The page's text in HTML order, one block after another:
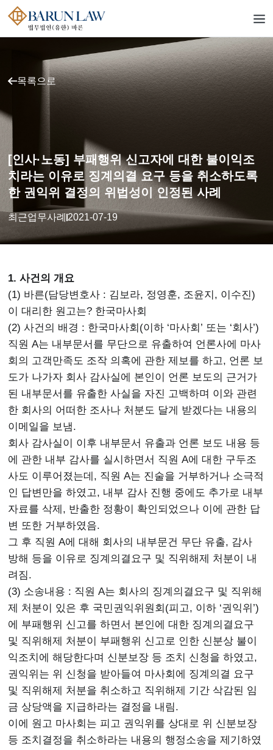
목록으로
[인사·노동] 부패행위 신고자에 대한 불이익조
치라는 이유로 징계의결 요구 등을 취소하도록
한 권익위 결정의 위법성이 인정된 사례
최근업무사례 2021-07-19
1. 사건의 개요
(1) 바른(담당변호사 : 김보라, 정영훈, 조윤지, 이수진)
이 대리한 원고는? 한국마사회
(2) 사건의 배경 : 한국마사회(이하 ‘마사회’ 또는 ‘회사’)
직원 A는 내부문서를 무단으로 유출하여 언론사에 마사
회의 고객만족도 조작 의혹에 관한 제보를 하고, 언론 보
도가 나가자 회사 감사실에 본인이 언론 보도의 근거가
된 내부문서를 유출한 사실을 자진 고백하며 이와 관련
한 회사의 어떠한 조사나 처분도 달게 받겠다는 내용의
이메일을 보냄.
회사 감사실이 이후 내부문서 유출과 언론 보도 내용 등
에 관한 내부 감사를 실시하면서 직원 A에 대한 구두조
사도 이루어졌는데, 직원 A는 진술을 거부하거나 소극적
인 답변만을 하였고, 내부 감사 진행 중에도 추가로 내부
자료를 삭제, 반출한 정황이 확인되었으나 이에 관한 답
변 또한 거부하였음.
그 후 직원 A에 대해 회사의 내부문건 무단 유출, 감사
방해 등을 이유로 징계의결요구 및 직위해제 처분이 내
려짐.
(3) 소송내용 : 직원 A는 회사의 징계의결요구 및 직위해
제 처분이 있은 후 국민권익위원회(피고, 이하 ‘권익위’)
에 부패행위 신고를 하면서 본인에 대한 징계의결요구
및 직위해제 처분이 부패행위 신고로 인한 신분상 불이
익조치에 해당한다며 신분보장 등 조치 신청을 하였고,
권익위는 위 신청을 받아들여 마사회에 징계의결 요구
및 직위해제 처분을 취소하고 직위해제 기간 삭감된 임
금 상당액을 지급하라는 결정을 내림.
이에 원고 마사회는 피고 권익위를 상대로 위 신분보장
등 조치결정을 취소하라는 내용의 행정소송을 제기하였